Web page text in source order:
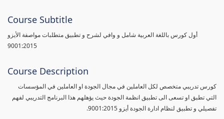
Course Subtitle
أول كورس باللغة العربية شامل و وافي لشرح و تطبيق متطلبات مواصفة الأيزو
9001:2015
Course Description
كورس تدريبي متخصص لكل العاملين في مجال الجودة او العاملين في المؤسسات
التي تطبق او تسعى الى تطبيق انظمة الجودة حيث يؤهلهم هذا البرنامج التدريبي لفهم
تفصيلي و تطبيق لنظام ادارة الجودة أيزو 9001:2015.